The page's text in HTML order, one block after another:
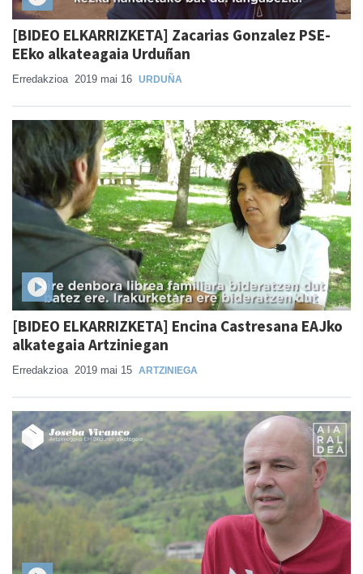
[BIDEO ELKARRIZKETA] Zacarias Gonzalez PSE-
EEko alkateagaia Urduñan
Erredakzioa 2019 mai 16 URDUÑA
[BIDEO ELKARRIZKETA] Encina Castresana EAJko
alkategaia Artziniegan
Erredakzioa 2019 mai 15 ARTZINIEGA